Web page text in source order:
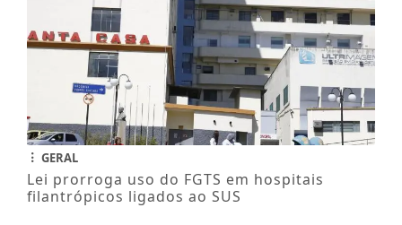
GERAL
Lei prorroga uso do FGTS em hospitais
filantrópicos ligados ao SUS